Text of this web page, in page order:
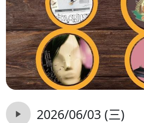
2026/06/03 (三)